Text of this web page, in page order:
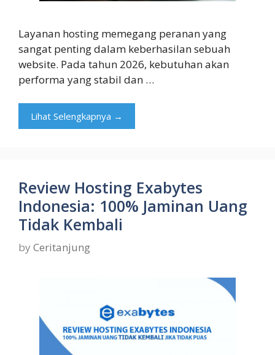
Layanan hosting memegang peranan yang
sangat penting dalam keberhasilan sebuah
website. Pada tahun 2026, kebutuhan akan
performa yang stabil dan …
Lihat Selengkapnya →
Review Hosting Exabytes
Indonesia: 100% Jaminan Uang
Tidak Kembali
by Ceritanjung